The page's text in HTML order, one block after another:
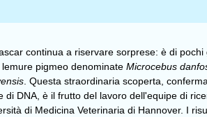
continua a riservare sorprese: è di
lemure pigmeo denominateMicrocebus
. Questa straordinaria scoperta,
di DNA, è il frutto del lavoro dell'equipe di
di Medicina Veterinaria di Hannover. I